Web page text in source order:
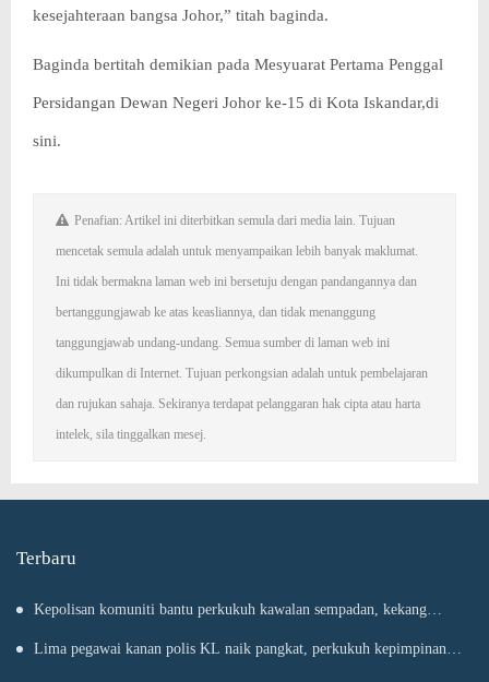
kesejahteraan bangsa Johor,” titah baginda.
Baginda bertitah demikian pada Mesyuarat Pertama Penggal
Persidangan Dewan Negeri Johor ke-15 di Kota Iskandar,di
sini.
Penafian: Artikel ini diterbitkan semula dari media lain. Tujuan
mencetak semula adalah untuk menyampaikan lebih banyak maklumat.
Ini tidak bermakna laman web ini bersetuju dengan pandangannya dan
bertanggungjawab ke atas keasliannya, dan tidak menanggung
tanggungjawab undang-undang. Semua sumber di laman web ini
dikumpulkan di Internet. Tujuan perkongsian adalah untuk pembelajaran
dan rujukan sahaja. Sekiranya terdapat pelanggaran hak cipta atau harta
intelek, sila tinggalkan mesej.
Terbaru
Kepolisan komuniti bantu perkukuh kawalan sempadan, kekang
penyeludupan
Lima pegawai kanan polis KL naik pangkat, perkukuh kepimpinan